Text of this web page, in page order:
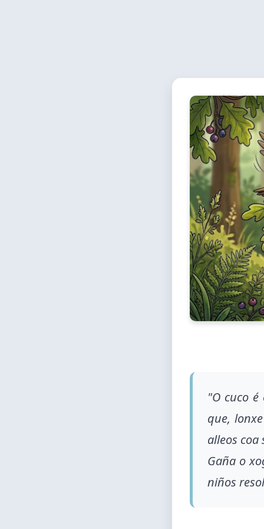
"O cuco
que,
alleos
Gaña o
niños